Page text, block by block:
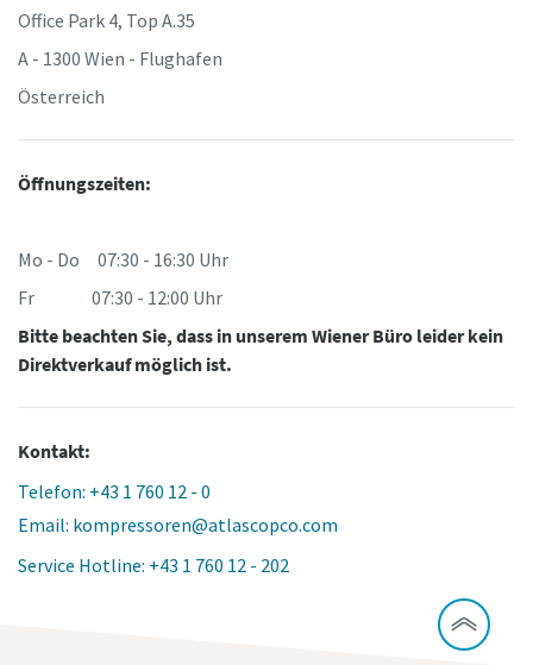
Office Park 4, Top A.35
A - 1300 Wien - Flughafen
Österreich
Öffnungszeiten:
Mo - Do 07:30 - 16:30 Uhr
Fr 07:30 - 12:00 Uhr
Bitte beachten Sie, dass in unserem Wiener Büro leider kein
Direktverkauf möglich ist.
Kontakt:
Telefon: +43 1 760 12 - 0
Email: kompressoren@atlascopco.com
Service Hotline: +43 1 760 12 - 202